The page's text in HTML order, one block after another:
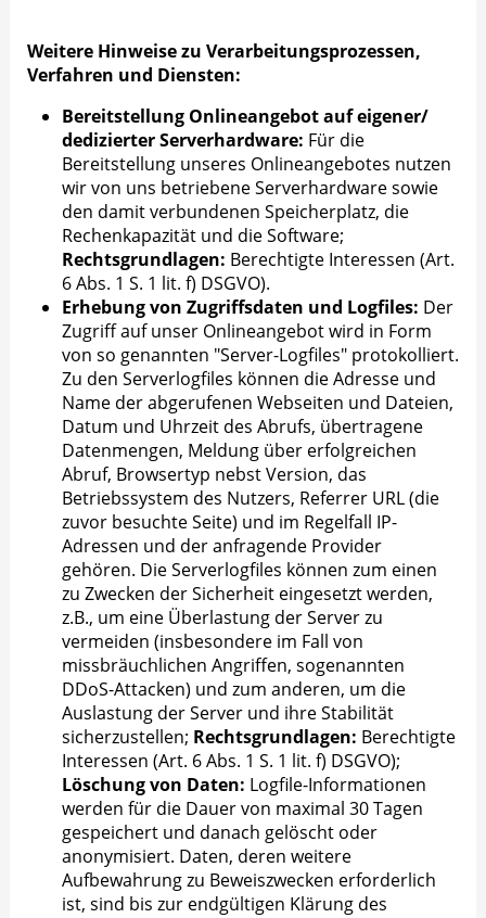
Weitere Hinweise zu Verarbeitungsprozessen,
Verfahren und Diensten:
Bereitstellung Onlineangebot auf eigener/
dedizierter Serverhardware: Für die
Bereitstellung unseres Onlineangebotes nutzen
wir von uns betriebene Serverhardware sowie
den damit verbundenen Speicherplatz, die
Rechenkapazität und die Software;
Rechtsgrundlagen: Berechtigte Interessen (Art.
6 Abs. 1 S. 1 lit. f) DSGVO).
Erhebung von Zugriffsdaten und Logfiles: Der
Zugriff auf unser Onlineangebot wird in Form
von so genannten "Server-Logfiles" protokolliert.
Zu den Serverlogfiles können die Adresse und
Name der abgerufenen Webseiten und Dateien,
Datum und Uhrzeit des Abrufs, übertragene
Datenmengen, Meldung über erfolgreichen
Abruf, Browsertyp nebst Version, das
Betriebssystem des Nutzers, Referrer URL (die
zuvor besuchte Seite) und im Regelfall IP-
Adressen und der anfragende Provider
gehören. Die Serverlogfiles können zum einen
zu Zwecken der Sicherheit eingesetzt werden,
z.B., um eine Überlastung der Server zu
vermeiden (insbesondere im Fall von
missbräuchlichen Angriffen, sogenannten
DDoS-Attacken) und zum anderen, um die
Auslastung der Server und ihre Stabilität
sicherzustellen; Rechtsgrundlagen: Berechtigte
Interessen (Art. 6 Abs. 1 S. 1 lit. f) DSGVO);
Löschung von Daten: Logfile-Informationen
werden für die Dauer von maximal 30 Tagen
gespeichert und danach gelöscht oder
anonymisiert. Daten, deren weitere
Aufbewahrung zu Beweiszwecken erforderlich
ist, sind bis zur endgültigen Klärung des